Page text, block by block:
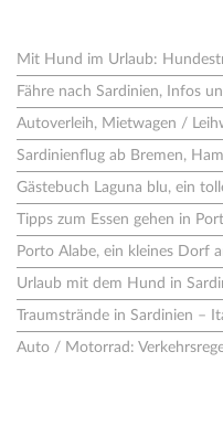
Mit Hund im Urlaub:
Fähre nach Sardinien, Infos
Autoverleih, Mietwagen /
Sardinienflug ab Bremen,
Gästebuch Laguna blu, ein
Tipps zum Essen gehen in
Porto Alabe, ein kleines Dorf
Urlaub mit dem Hund in
Traumstrände in Sardinien –
Auto / Motorrad: